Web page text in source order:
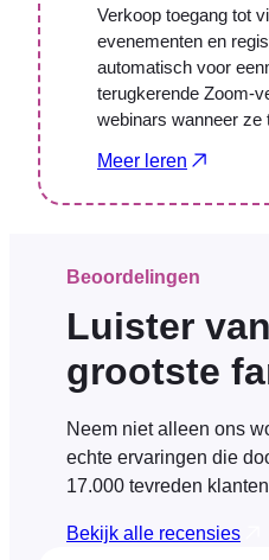
Verkoop toegang tot
evenementen en
automatisch voor
terugkerende Zoom-
webinars wanneer ze
Meer leren
Beoordelingen
Luister
grootste
Neem niet alleen ons
echte ervaringen die
17.000 tevreden
Bekijk alle recensies